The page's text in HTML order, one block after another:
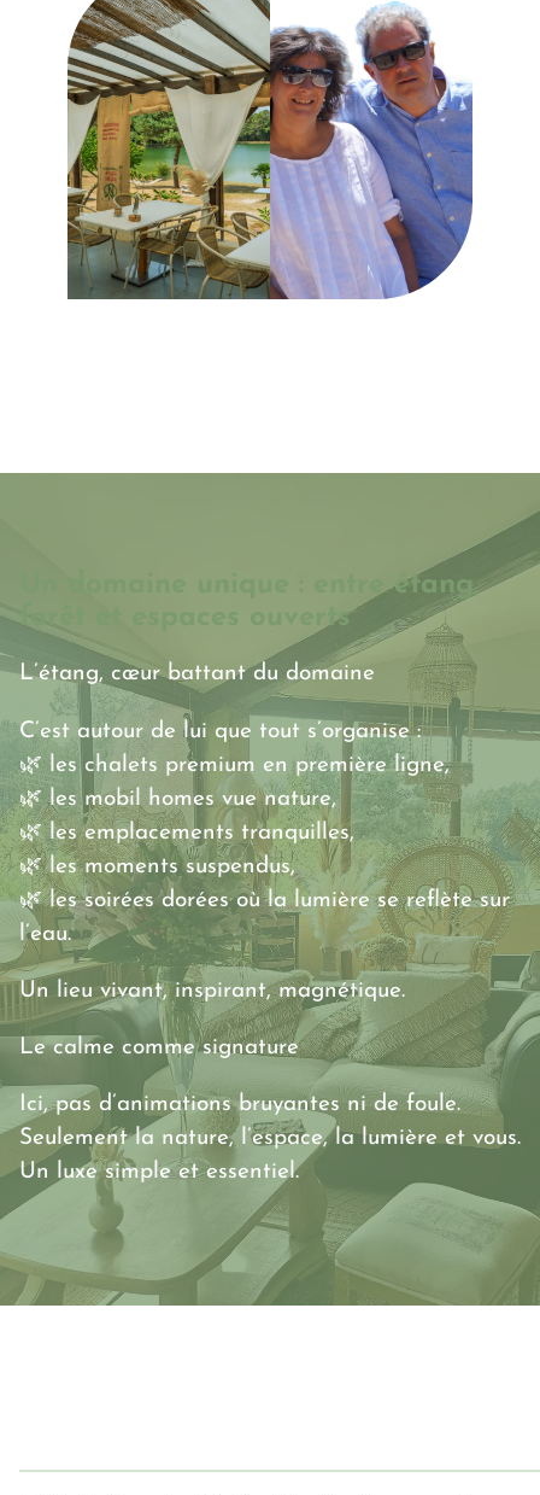
Un domaine unique : entre étang,
forêt et espaces ouverts
L’étang, cœur battant du domaine
C’est autour de lui que tout s’organise :
🌿 les chalets premium en première ligne,
🌿 les mobil homes vue nature,
🌿 les emplacements tranquilles,
🌿 les moments suspendus,
🌿 les soirées dorées où la lumière se reflète sur
l’eau.
Un lieu vivant, inspirant, magnétique.
Le calme comme signature
Ici, pas d’animations bruyantes ni de foule.
Seulement la nature, l’espace, la lumière et vous.
Un luxe simple et essentiel.